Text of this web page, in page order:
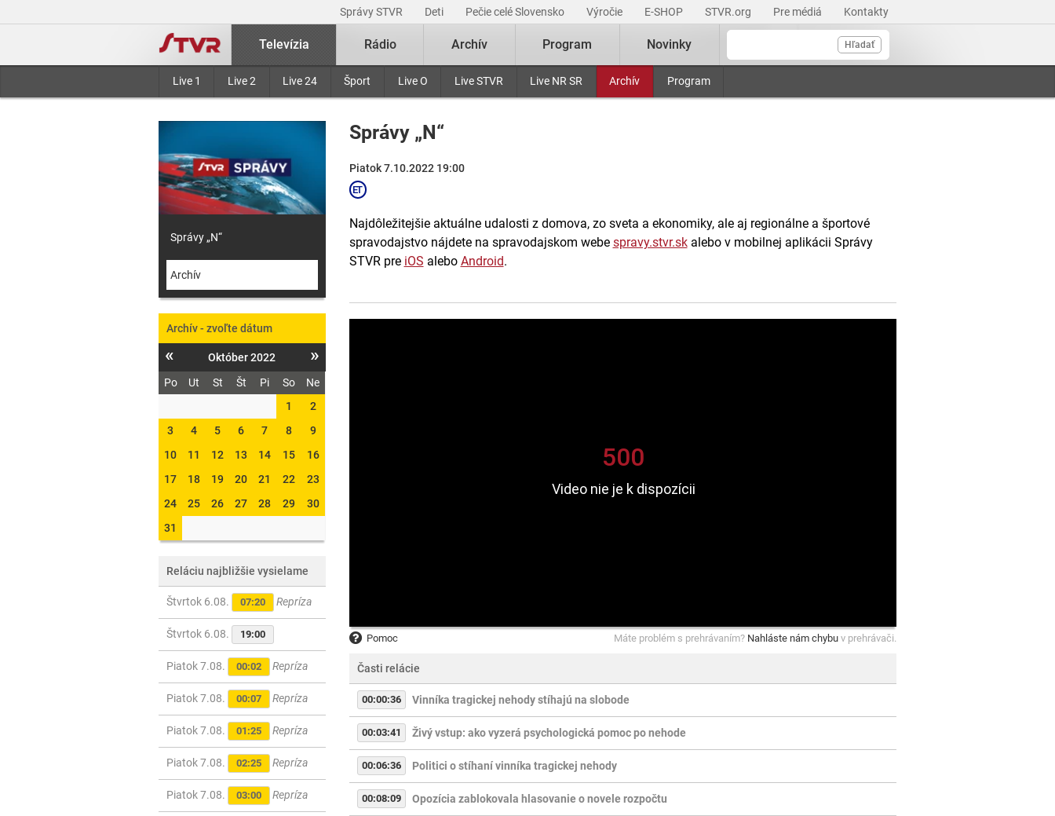
Správy STVR Deti Pečie celé Slovensko Výročie E-SHOP STVR.org Pre médiá Kontakty
Hľadať
Televízia
Live 1 Live 2 Live 24 Šport Live O Live STVR Live NR SR Archív Program
Rádio Archív Program Novinky
Správy „N“
Piatok 7.10.2022 19:00
Najdôležitejšie aktuálne udalosti z domova, zo sveta a ekonomiky, ale aj regionálne a športové
spravodajstvo nájdete na spravodajskom webe spravy.stvr.skalebo v mobilnej aplikácii Správy
STVR pre iOS alebo Android.
Pomoc Máte problém s prehrávaním? Nahláste nám chybu v prehrávači.
Časti relácie
00:00:36 Vinníka tragickej nehody stíhajú na slobode
00:03:41 Živý vstup: ako vyzerá psychologická pomoc po nehode
00:06:36 Politici o stíhaní vinníka tragickej nehody
00:08:09 Opozícia zablokovala hlasovanie o novele rozpočtu
Správy „N“
Archív
Archív - zvoľte dátum
« Október 2022 »
Po Ut St Št Pi So
Ne
1
2
3
4 5 6 7 8
9
10
11 12 13 14 15
16
17
18 19 20 21 22
23
24
25 26 27 28 29
30
31
Reláciu najbližšie vysielame
Štvrtok 6.08. 07:20 Repríza
Štvrtok 6.08. 19:00
Piatok 7.08. 00:02 Repríza
Piatok 7.08. 00:07 Repríza
Piatok 7.08. 01:25 Repríza
Piatok 7.08. 02:25 Repríza
Piatok 7.08. 03:00 Repríza